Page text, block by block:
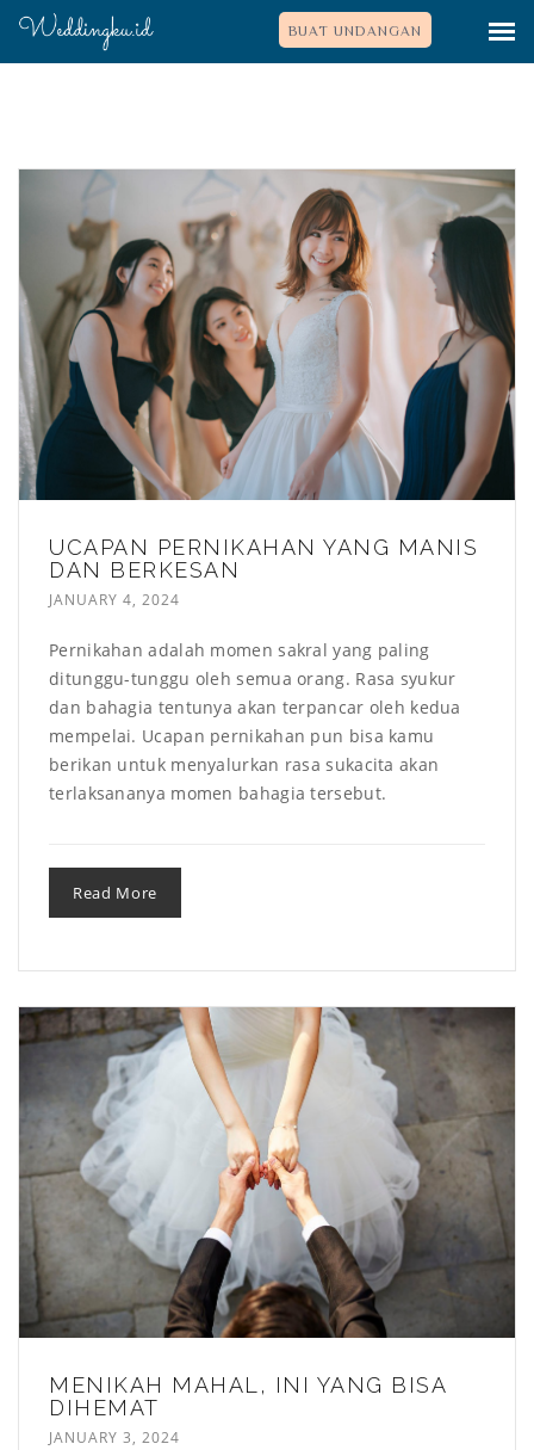
BUAT UNDANGAN
UCAPAN PERNIKAHAN YANG MANIS
DAN BERKESAN
JANUARY 4, 2024
Pernikahan adalah momen sakral yang paling
ditunggu-tunggu oleh semua orang. Rasa syukur
dan bahagia tentunya akan terpancar oleh kedua
mempelai. Ucapan pernikahan pun bisa kamu
berikan untuk menyalurkan rasa sukacita akan
terlaksananya momen bahagia tersebut.
Read More
MENIKAH MAHAL, INI YANG BISA
DIHEMAT
JANUARY 3, 2024